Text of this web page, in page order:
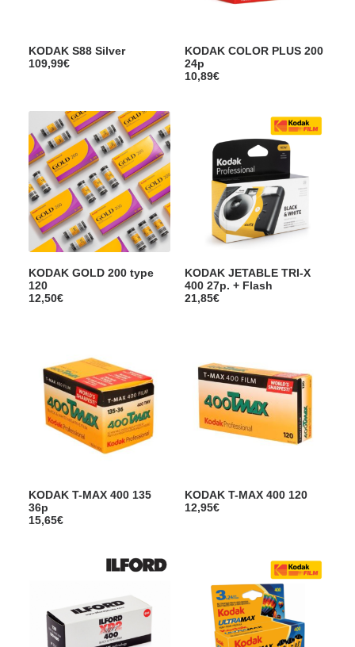
KODAK S88 Silver
109,99€
KODAK COLOR PLUS 200
24p
10,89€
KODAK GOLD 200 type
120
12,50€
KODAK JETABLE TRI-X
400 27p. + Flash
21,85€
KODAK T-MAX 400 135
36p
15,65€
KODAK T-MAX 400 120
12,95€